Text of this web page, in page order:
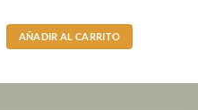
AÑADIR AL CARRITO